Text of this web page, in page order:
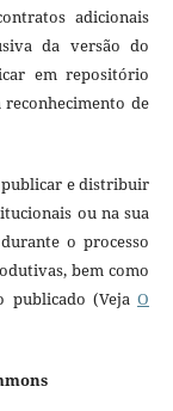
adicionais
da versão do
em repositório
de
publicar e distribuir
ou na sua
o processo
bem como
publicado (VejaO